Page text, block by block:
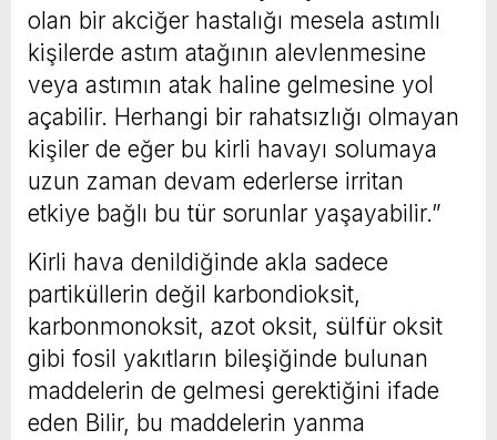
olan bir akciğer hastalığı mesela astımlı
kişilerde astım atağının alevlenmesine
veya astımın atak haline gelmesine yol
açabilir. Herhangi bir rahatsızlığı olmayan
kişiler de eğer bu kirli havayı solumaya
uzun zaman devam ederlerse irritan
etkiye bağlı bu tür sorunlar yaşayabilir.”
Kirli hava denildiğinde akla sadece
partiküllerin değil karbondioksit,
karbonmonoksit, azot oksit, sülfür oksit
gibi fosil yakıtların bileşiğinde bulunan
maddelerin de gelmesi gerektiğini ifade
eden Bilir, bu maddelerin yanma